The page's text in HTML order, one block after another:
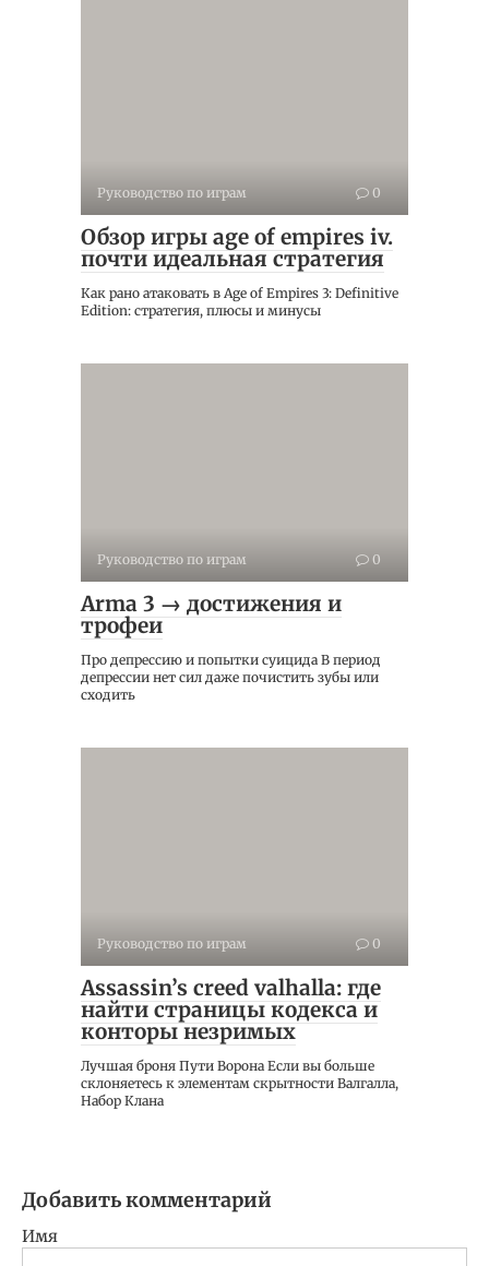
Руководство по играм 0
Обзор игры age of empires iv.
почти идеальная стратегия
Как рано атаковать в Age of Empires 3: Definitive
Edition: стратегия, плюсы и минусы
Руководство по играм 0
Arma 3 → достижения и
трофеи
Про депрессию и попытки суицида В период
депрессии нет сил даже почистить зубы или
сходить
Руководство по играм 0
Assassin’s creed valhalla: где
найти страницы кодекса и
конторы незримых
Лучшая броня Пути Ворона Если вы больше
склоняетесь к элементам скрытности Валгалла,
Набор Клана
Добавить комментарий
Имя